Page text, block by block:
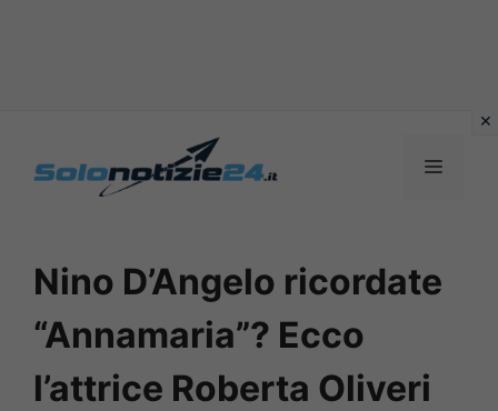
MENU
Nino D’Angelo ricordate
“Annamaria”? Ecco
l’attrice Roberta Oliveri